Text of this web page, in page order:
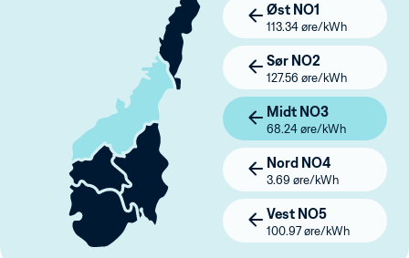
Øst NO1
113.34 øre/kWh
Sør NO2
127.56 øre/kWh
Midt NO3
68.24 øre/kWh
Nord NO4
3.69 øre/kWh
Vest NO5
100.97 øre/kWh